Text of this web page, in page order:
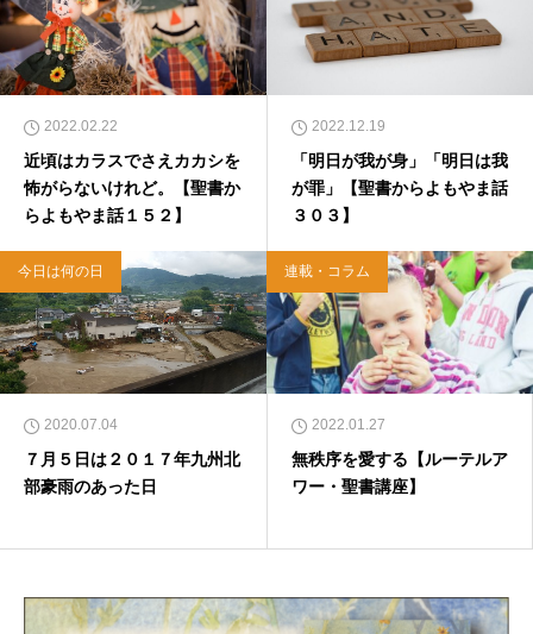
2022.02.22
近頃はカラスでさえカカシを
怖がらないけれど。【聖書か
らよもやま話１５２】
2022.12.19
「明日が我が身」「明日は我
が罪」【聖書からよもやま話
３０３】
今日は何の日
2020.07.04
７月５日は２０１７年九州北
部豪雨のあった日
連載・コラム
2022.01.27
無秩序を愛する【ルーテルア
ワー・聖書講座】